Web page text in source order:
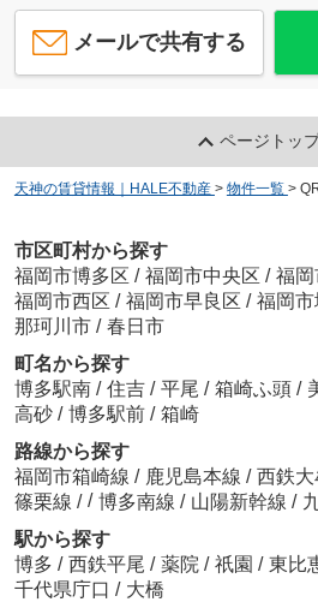
メールで共有する
ページトッ
天神の賃貸情報｜HALE不動産 > 物件一覧 >
市区町村から探す
福岡市博多区 / 福岡市中央区 / 福岡
福岡市西区 / 福岡市早良区 / 福岡
那珂川市 / 春日市
町名から探す
博多駅南 / 住吉 / 平尾 / 箱崎ふ頭 /
高砂 / 博多駅前 / 箱崎
路線から探す
福岡市箱崎線 / 鹿児島本線 / 西鉄
篠栗線 / / 博多南線 / 山陽新幹線 /
駅から探す
博多 / 西鉄平尾 / 薬院 / 祇園 / 東比
千代県庁口 / 大橋